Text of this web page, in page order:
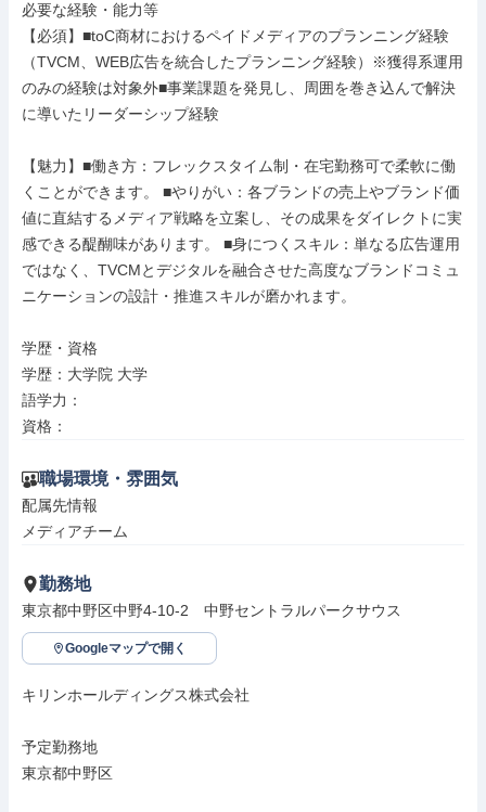
必要な経験・能力等
【必須】■toC商材におけるペイドメディアのプランニング経験
（TVCM、WEB広告を統合したプランニング経験）※獲得系運用
のみの経験は対象外■事業課題を発見し、周囲を巻き込んで解決
に導いたリーダーシップ経験
【魅力】■働き方：フレックスタイム制・在宅勤務可で柔軟に働
くことができます。 ■やりがい：各ブランドの売上やブランド価
値に直結するメディア戦略を立案し、その成果をダイレクトに実
感できる醍醐味があります。 ■身につくスキル：単なる広告運用
ではなく、TVCMとデジタルを融合させた高度なブランドコミュ
ニケーションの設計・推進スキルが磨かれます。
学歴・資格
学歴：大学院 大学
語学力：
資格：
職場環境・雰囲気
配属先情報
メディアチーム
勤務地
東京都中野区中野4-10-2　中野セントラルパークサウス
Googleマップで開く
キリンホールディングス株式会社
予定勤務地
東京都中野区